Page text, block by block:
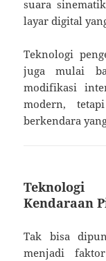
suara
layar digital
Teknologi
juga mulai
modifikasi
modern,
berkendara
Kendaraan
Tak bisa
menjadi